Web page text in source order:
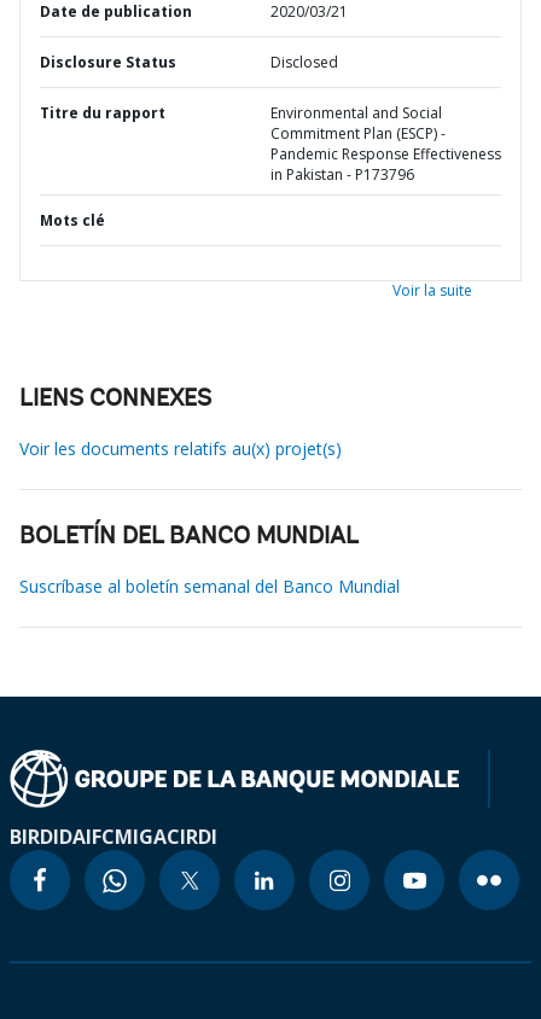
Date de publication 2020/03/21
Disclosure Status Disclosed
Titre du rapport
Environmental and Social
Commitment Plan (ESCP) -
Pandemic Response Effectiveness
in Pakistan - P173796
Mots clé
Voir la suite
LIENS CONNEXES
Voir les documents relatifs au(x) projet(s)
BOLETÍN DEL BANCO MUNDIAL
Suscríbase al boletín semanal del Banco Mundial
BIRDIDAIFCMIGACIRDI